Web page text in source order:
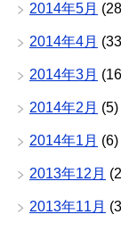
2014年5月
2014年4月
2014年3月
2014年2月 (5)
2014年1月 (6)
2013年12月
2013年11月